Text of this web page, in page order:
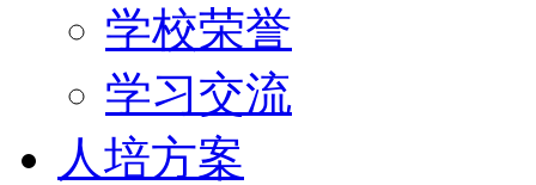
学校荣誉
学习交流
人培方案